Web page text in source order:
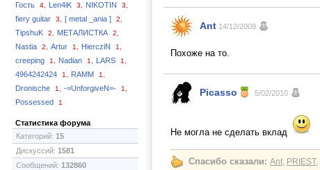
Гость 4, Len4iK 3, NIKOTIN 3,
fiery guitar 3, [ metal _ania ] 2,
TipshuK 2, МЕТАЛИСТКА 2,
Nastia 2, Artur 1, HiercziN 1,
creeping 1, Nadian 1, LARS 1,
4964242424 1, RAMM 1,
Dronische 1, -=UnforgiveN=- 1,
Possessed 1
Статистика форума
Категорий: 15
Дискуссий: 1581
Сообщений: 132860
Ant 14/12/2009
Похоже на то.
Picasso 5/02/2010
Не могла не сделать вклад
Спасибо сказали: Ant, PRIEST,